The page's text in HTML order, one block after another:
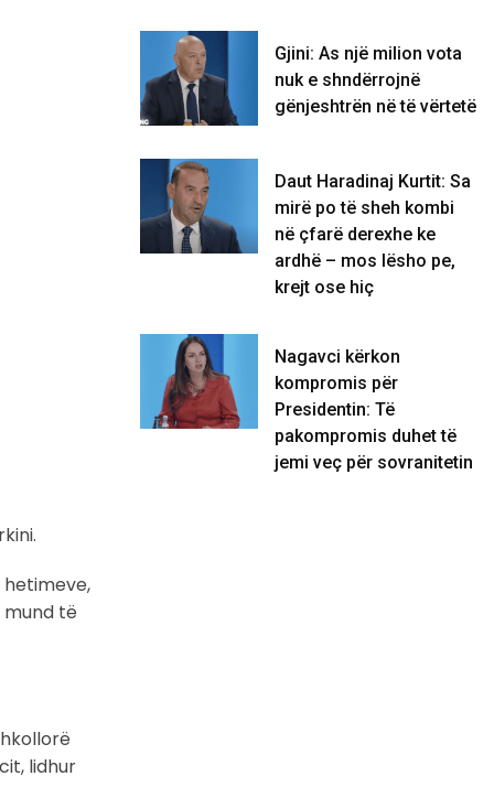
hetimeve,
të
lidhur
Gjini: As një milion vota
nuk e shndërrojnë
gënjeshtrën në të vërtetë
Daut Haradinaj Kurtit: Sa
mirë po të sheh kombi
në çfarë derexhe ke
ardhë – mos lësho pe,
krejt ose hiç
Nagavci kërkon
kompromis për
Presidentin: Të
pakompromis duhet të
jemi veç për sovranitetin